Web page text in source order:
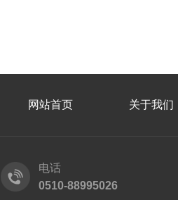
网站首页 关于我们
电话
0510-88995026